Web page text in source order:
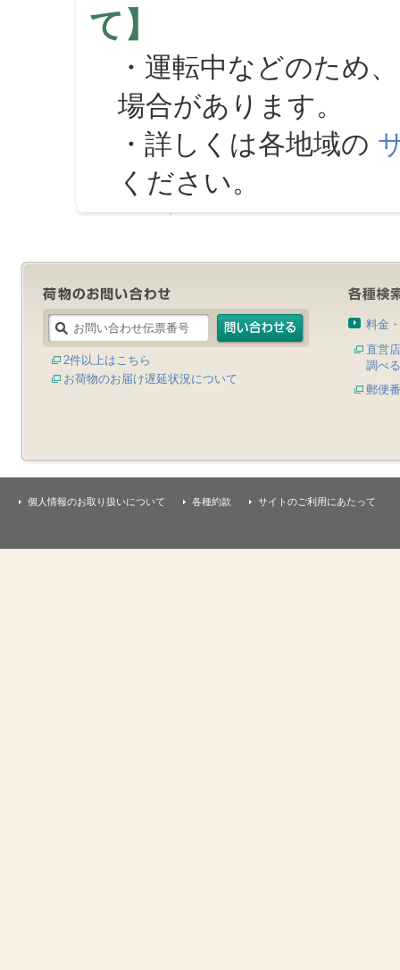
て】
・運転中などのため
場合があります。
・詳しくは各地域の
ください。
2件以上はこちら
お荷物のお届け遅延状況について
料金
直営
調べる
郵便
個人情報のお取り扱いについて 各種約款 サイトのご利用にあたって